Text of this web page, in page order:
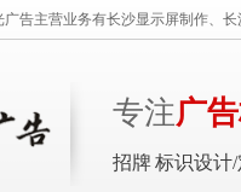
告主营业务有长沙显示屏制作、
专注广
招牌 标识设计